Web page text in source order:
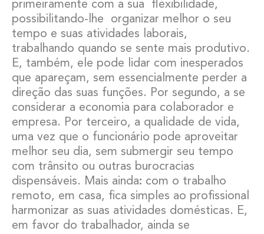
primeiramente com a sua flexibilidade,
possibilitando-lhe organizar melhor o seu
tempo e suas atividades laborais,
trabalhando quando se sente mais produtivo.
E, também, ele pode lidar com inesperados
que apareçam, sem essencialmente perder a
direção das suas funções. Por segundo, a se
considerar a economia para colaborador e
empresa. Por terceiro, a qualidade de vida,
uma vez que o funcionário pode aproveitar
melhor seu dia, sem submergir seu tempo
com trânsito ou outras burocracias
dispensáveis. Mais ainda: com o trabalho
remoto, em casa, fica simples ao profissional
harmonizar as suas atividades domésticas. E,
em favor do trabalhador, ainda se